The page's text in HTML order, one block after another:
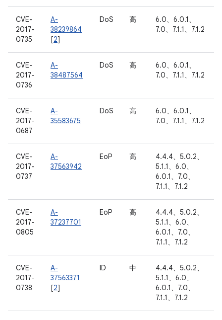
CVE-
2017-
0735
A-
38239864
[2]
DoS 高
6.0、6.0.1、
7.0、7.1.1、7.1.2
CVE-
2017-
0736
A-
38487564
DoS 高
6.0、6.0.1、
7.0、7.1.1、7.1.2
CVE-
2017-
0687
A-
35583675
DoS 高
6.0、6.0.1、
7.0、7.1.1、7.1.2
CVE-
2017-
0737
A-
37563942
EoP 高
4.4.4、5.0.2、
5.1.1、6.0、
6.0.1、7.0、
7.1.1、7.1.2
CVE-
2017-
0805
A-
37237701
EoP 高
4.4.4、5.0.2、
5.1.1、6.0、
6.0.1、7.0、
7.1.1、7.1.2
CVE-
2017-
0738
A-
37563371
[2]
ID 中
4.4.4、5.0.2、
5.1.1、6.0、
6.0.1、7.0、
7.1.1、7.1.2